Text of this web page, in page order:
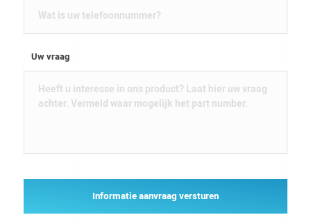
Uw vraag
Informatie aanvraag versturen